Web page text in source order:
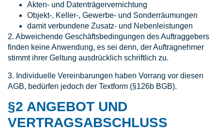
Akten- und Datenträgervernichtung
Objekt-, Keller-, Gewerbe- und Sonderräumungen
damit verbundene Zusatz- und Nebenleistungen
2. Abweichende Geschäftsbedingungen des Auftraggebers
finden keine Anwendung, es sei denn, der Auftragnehmer
stimmt ihrer Geltung ausdrücklich schriftlich zu.
3. Individuelle Vereinbarungen haben Vorrang vor diesen
AGB, bedürfen jedoch der Textform (§126b BGB).
§2 ANGEBOT UND
VERTRAGSABSCHLUSS